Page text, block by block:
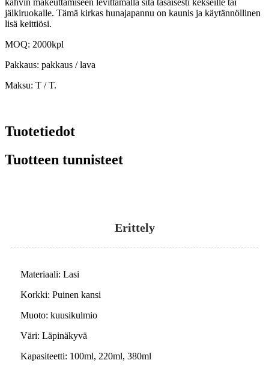
kahvin makeuttamiseen levittämällä sitä tasaisesti kekseille tai
jälkiruokalle. Tämä kirkas hunajapannu on kaunis ja käytännöllinen
lisä keittiösi.
MOQ: 2000kpl
Pakkaus: pakkaus / lava
Maksu: T / T.
Tuotetiedot
Tuotteen tunnisteet
Erittely
Materiaali: Lasi
Korkki: Puinen kansi
Muoto: kuusikulmio
Väri: Läpinäkyvä
Kapasiteetti: 100ml, 220ml, 380ml